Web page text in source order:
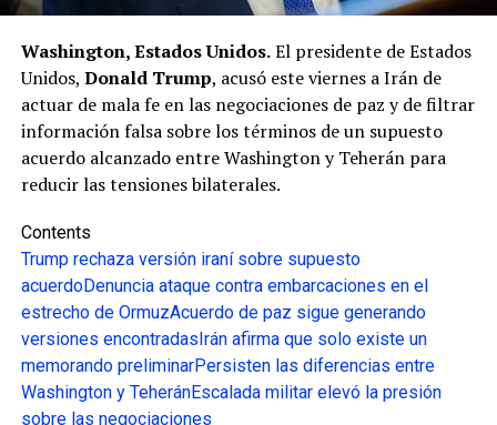
Washington, Estados Unidos.El presidente de Estados
Unidos, Donald Trump, acusó este viernes a Irán de
actuar de mala fe en las negociaciones de paz y de filtrar
información falsa sobre los términos de un supuesto
acuerdo alcanzado entre Washington y Teherán para
reducir las tensiones bilaterales.
Contents
Trump rechaza versión iraní sobre supuesto
acuerdoDenuncia ataque contra embarcaciones en el
estrecho de OrmuzAcuerdo de paz sigue generando
versiones encontradasIrán afirma que solo existe un
memorando preliminarPersisten las diferencias entre
Washington y TeheránEscalada militar elevó la presión
sobre las negociaciones